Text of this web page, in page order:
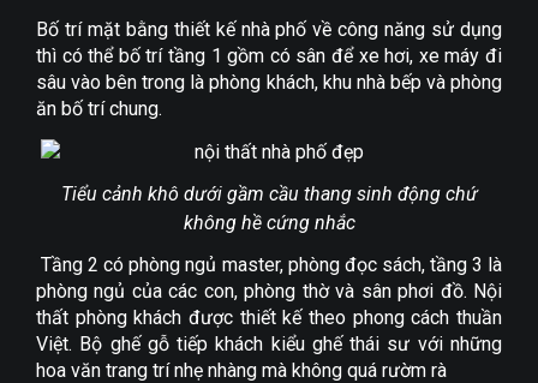
Bố trí mặt bằng thiết kế nhà phố về công năng sử dụng
thì có thể bố trí tầng 1 gồm có sân để xe hơi, xe máy đi
sâu vào bên trong là phòng khách, khu nhà bếp và phòng
ăn bố trí chung.
Tiểu cảnh khô dưới gầm cầu thang sinh động chứ
không hề cứng nhắc
Tầng 2 có phòng ngủ master, phòng đọc sách, tầng 3 là
phòng ngủ của các con, phòng thờ và sân phơi đồ. Nội
thất phòng khách được thiết kế theo phong cách thuần
Việt. Bộ ghế gỗ tiếp khách kiểu ghế thái sư với những
hoa văn trang trí nhẹ nhàng mà không quá rườm rà